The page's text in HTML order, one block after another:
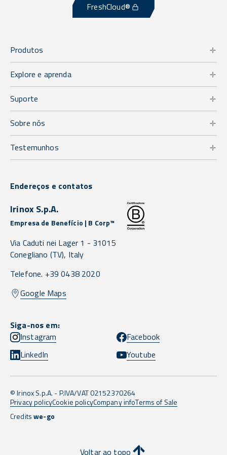
FreshCloud®
Produtos
Explore e aprenda
Suporte
Sobre nós
Testemunhos
Endereços e contatos
Irinox S.p.A.
Empresa de Benefício | B Corp™
Via Caduti nei Lager 1 - 31015
Conegliano (TV), Italy
Telefone. +39 0438 2020
Google Maps
Siga-nos em:
Instagram
Facebook
LinkedIn
Youtube
© Irinox S.p.A. - P.IVA/VAT 02152370264
Privacy policyCookie policyCompany infoTerms of Sale
Creditswe-go
Voltar ao topo